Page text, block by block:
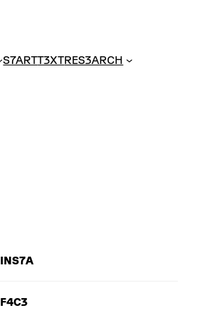
S7ARTT3XTRES3ARCH
INS7A
F4C3